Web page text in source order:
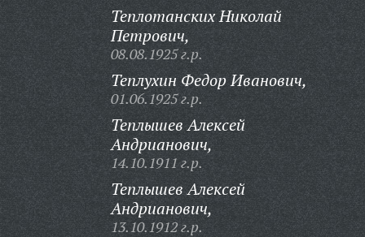
Теплотанских Николай
Петрович,
08.08.1925 г.р.
Теплухин Федор Иванович,
01.06.1925 г.р.
Теплышев Алексей
Андрианович,
14.10.1911 г.р.
Теплышев Алексей
Андрианович,
13.10.1912 г.р.